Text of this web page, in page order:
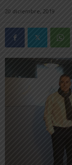
20 diciembre, 2019